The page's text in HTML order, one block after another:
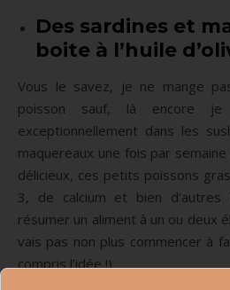
Des sardines et
boite à l’huile
Vous le savez, je ne mange
poisson sauf, là encore je
exceptionnellement dans les
maquereaux une fois par
délicieux, ces petits poissons
3, de calcium et bien
résumer un aliment à un ou deux
vais pas non plus commencer à
compris l’idée !)